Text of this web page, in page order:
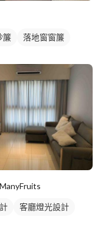
簾 落地窗窗簾
客廳燈光設計